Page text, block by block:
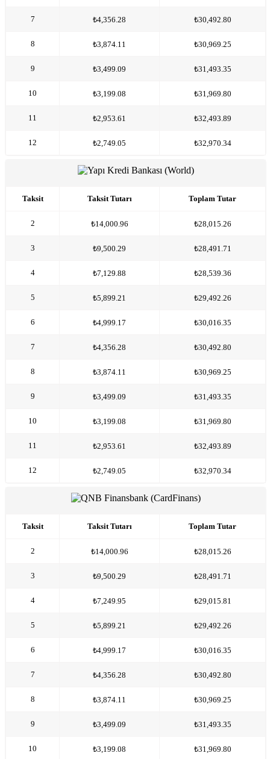
7 ₺4,356.28 ₺30,492.80
8 ₺3,874.11 ₺30,969.25
9 ₺3,499.09 ₺31,493.35
10 ₺3,199.08 ₺31,969.80
11 ₺2,953.61 ₺32,493.89
12 ₺2,749.05 ₺32,970.34
Taksit Taksit Tutarı Toplam Tutar
2 ₺14,000.96 ₺28,015.26
3 ₺9,500.29 ₺28,491.71
4 ₺7,129.88 ₺28,539.36
5 ₺5,899.21 ₺29,492.26
6 ₺4,999.17 ₺30,016.35
7 ₺4,356.28 ₺30,492.80
8 ₺3,874.11 ₺30,969.25
9 ₺3,499.09 ₺31,493.35
10 ₺3,199.08 ₺31,969.80
11 ₺2,953.61 ₺32,493.89
12 ₺2,749.05 ₺32,970.34
Taksit Taksit Tutarı Toplam Tutar
2 ₺14,000.96 ₺28,015.26
3 ₺9,500.29 ₺28,491.71
4 ₺7,249.95 ₺29,015.81
5 ₺5,899.21 ₺29,492.26
6 ₺4,999.17 ₺30,016.35
7 ₺4,356.28 ₺30,492.80
8 ₺3,874.11 ₺30,969.25
9 ₺3,499.09 ₺31,493.35
10 ₺3,199.08 ₺31,969.80